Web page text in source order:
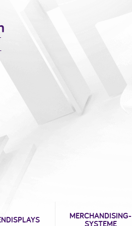
MERCHANDISING-
SYSTEME